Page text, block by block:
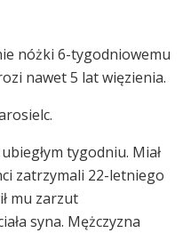
nóżki 6-tygodniowemu
nawet 5 lat więzienia.
tygodniu. Miał
zatrzymali 22-letniego
mu zarzut
syna. Mężczyzna